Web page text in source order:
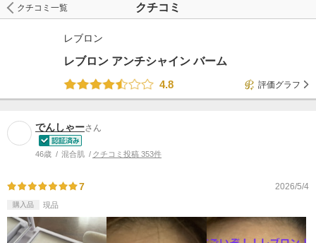
クチコミ
クチコミ一覧
レブロン
レブロン アンチシャイン バーム
4.8
評価グラフ
でんしゃーさん
46歳 混合肌 クチコミ投稿 353件
7 2026/5/4
購入品 現品